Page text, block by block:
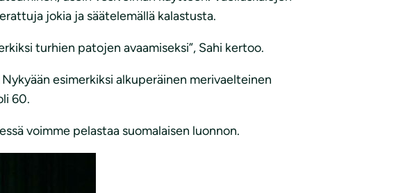
jokia ja säätelemällä kalastusta.
turhien patojen avaamiseksi”, Sahi kertoo.
esimerkiksi alkuperäinen merivaelteinen
60.
voimme pelastaa suomalaisen luonnon.